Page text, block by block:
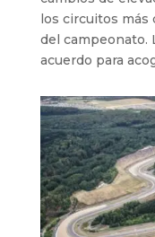
los circuitos más
del campeonato.
acuerdo para